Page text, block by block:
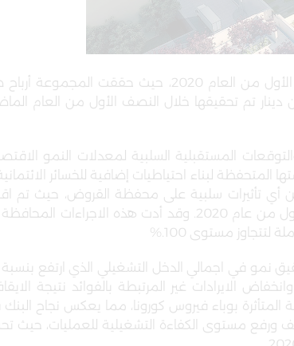
أعلنت مجموعة بنك الإسكان للتجارة والتمويل عن نتائج النصف الأول من العام 2020،
بلغت 26.6 مليون دينار مقابل 38.8 مليون دينار تم تحقيقها خلال النصف الأول من
المستقبلية السلبية لمعدلات النمو
لبناء احتياطيات إضافية للخسائر
مليون دينار كمخصصات خسائر ائتمانية متوقعة خلال النصف الأول من عام 2020. وقد أدت هذه
لتتجاوز مستوى 100
%.
الايرادات غير المرتبطة بالفوائد نتيجة
بوباء فيروس كورونا، مما يعكس نجاح
ورفع مستوى الكفاءة التشغيلية للعمليات، حيث